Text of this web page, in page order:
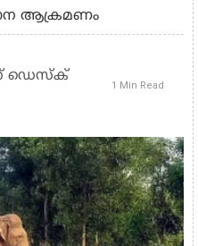
ആക്രമണം
ഡെസ്‌ക്
1 Min Read